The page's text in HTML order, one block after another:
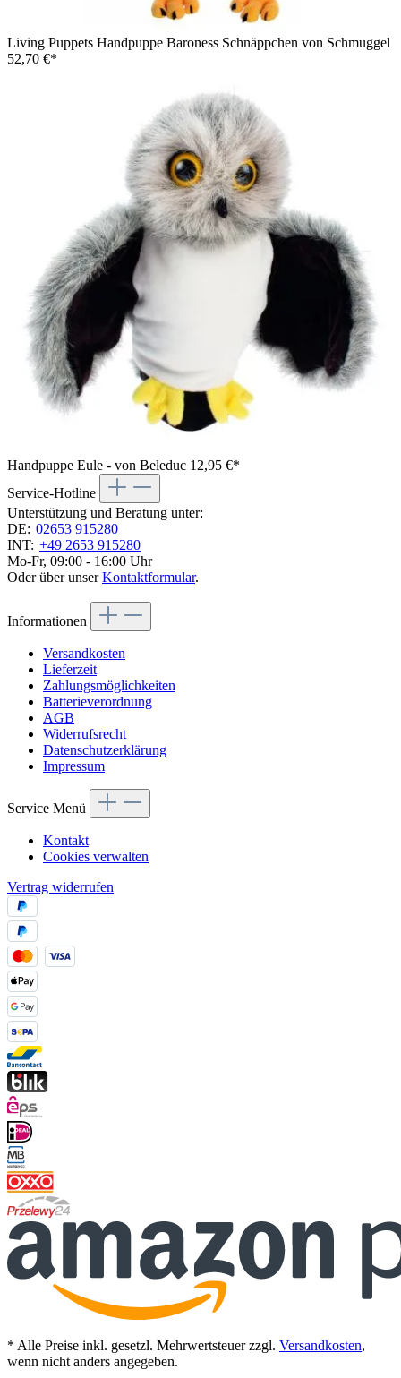
Living Puppets Handpuppe Baroness Schnäppchen von Schmuggel
52,70 €*
Handpuppe Eule - von Beleduc 12,95 €*
Service-Hotline
Unterstützung und Beratung unter:
DE: 02653 915280
INT: +49 2653 915280
Mo-Fr, 09:00 - 16:00 Uhr
Oder über unserKontaktformular.
Informationen
Versandkosten
Lieferzeit
Zahlungsmöglichkeiten
Batterieverordnung
AGB
Widerrufsrecht
Datenschutzerklärung
Impressum
Service Menü
Kontakt
Cookies verwalten
Vertrag widerrufen
* Alle Preise inkl. gesetzl. Mehrwertsteuer zzgl. Versandkosten,
wenn nicht anders angegeben.